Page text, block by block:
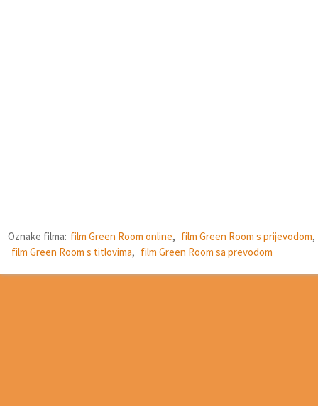
Oznake filma: film Green Room online, film Green Room s prijevodom,
film Green Room s titlovima, film Green Room sa prevodom